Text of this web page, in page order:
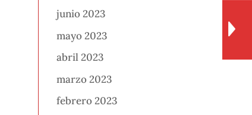
junio 2023
mayo 2023
abril 2023
marzo 2023
febrero 2023